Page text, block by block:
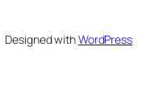
Designed withWordPress